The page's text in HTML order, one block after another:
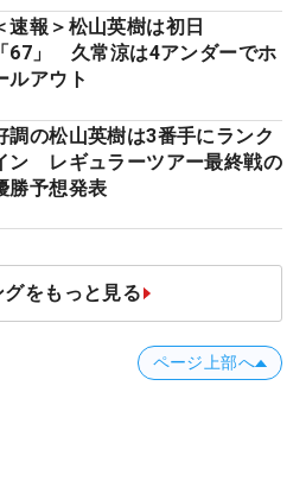
速報＞松山英樹は初日
「67」 久常涼は4アンダーでホ
ルアウト
調の松山英樹は3番手にランク
ン レギュラーツアー最終戦の
勝予想発表
グをもっと見る
ページ上部へ